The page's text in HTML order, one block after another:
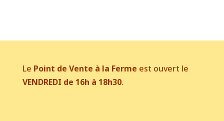
Le Point de Vente à la Ferme est ouvert le
VENDREDI de 16h à 18h30.